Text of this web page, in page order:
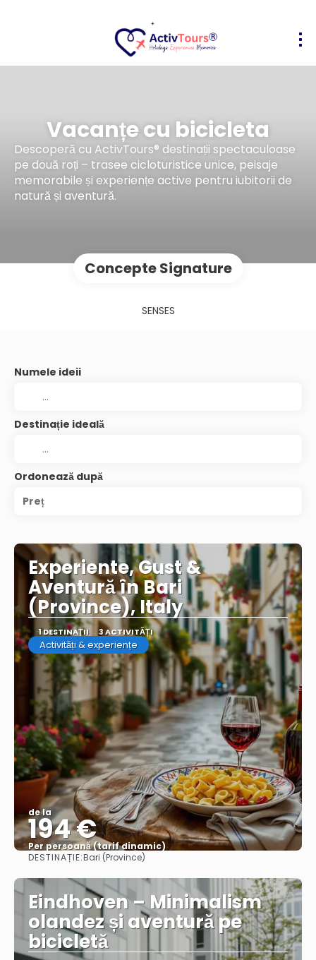
Vacanțe cu bicicleta
Descoperă cu ActivTours® destinații spectaculoase
pe două roți – trasee cicloturistice unice, peisaje
memorabile și experiențe active pentru iubitorii de
natură și aventură.
Concepte Signature
SENSES
Numele ideii
Destinație ideală
Ordonează după
Preț
Experiente, Gust &
Aventură în Bari
(Province), Italy
1 DESTINAŢII 3 ACTIVITĂȚI
Activități & experiențe
de la
194 €
Per persoană (tarif dinamic)
Vezi mai multe
DESTINAȚIE:Bari (Province)
Eindhoven – Minimalism
olandez și aventură pe
bicicletă